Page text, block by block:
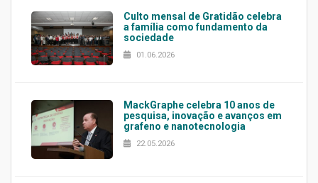
Culto mensal de Gratidão celebra
a família como fundamento da
sociedade
01.06.2026
MackGraphe celebra 10 anos de
pesquisa, inovação e avanços em
grafeno e nanotecnologia
22.05.2026